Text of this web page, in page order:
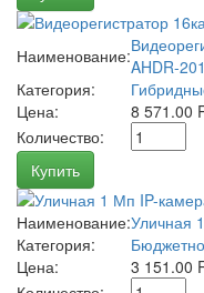
Наименование:AHDR-
Категория:
Цена:
8 571.00
Количество:
Купить
Наименование:Уличная
Категория:
Цена:
3 151.00